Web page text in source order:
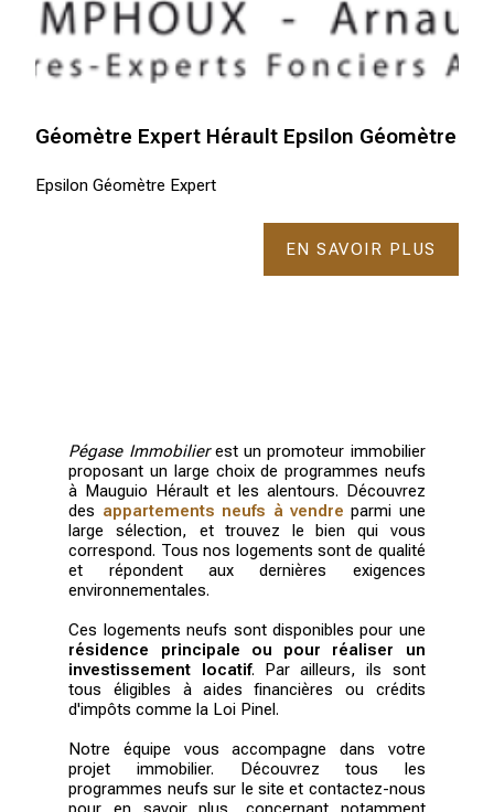
Géomètre Expert Hérault Epsilon Géomètre
Epsilon Géomètre Expert
EN SAVOIR PLUS
Pégase Immobilierest un promoteur immobilier
proposant un large choix de programmes neufs
à Mauguio Hérault et les alentours. Découvrez
des appartements neufs à vendre parmi une
large sélection, et trouvez le bien qui vous
correspond. Tous nos logements sont de qualité
et répondent aux dernières exigences
environnementales.
Ces logements neufs sont disponibles pour une
résidence principale ou pour réaliser un
investissement locatif. Par ailleurs, ils sont
tous éligibles à aides financières ou crédits
d'impôts comme la Loi Pinel.
Notre équipe vous accompagne dans votre
projet immobilier. Découvrez tous les
programmes neufs sur le site et contactez-nous